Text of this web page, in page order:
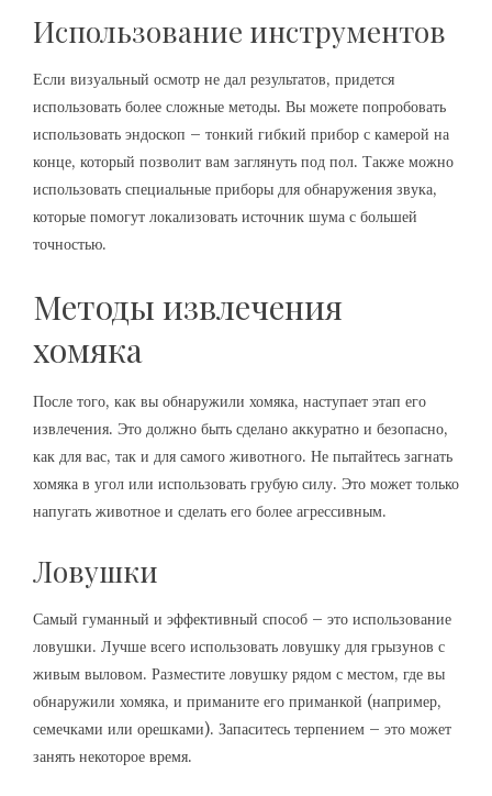
Использование инструментов
Если визуальный осмотр не дал результатов, придется
использовать более сложные методы. Вы можете попробовать
использовать эндоскоп – тонкий гибкий прибор с камерой на
конце, который позволит вам заглянуть под пол. Также можно
использовать специальные приборы для обнаружения звука,
которые помогут локализовать источник шума с большей
точностью.
Методы извлечения
хомяка
После того, как вы обнаружили хомяка, наступает этап его
извлечения. Это должно быть сделано аккуратно и безопасно,
как для вас, так и для самого животного. Не пытайтесь загнать
хомяка в угол или использовать грубую силу. Это может только
напугать животное и сделать его более агрессивным.
Ловушки
Самый гуманный и эффективный способ – это использование
ловушки. Лучше всего использовать ловушку для грызунов с
живым выловом. Разместите ловушку рядом с местом, где вы
обнаружили хомяка, и приманите его приманкой (например,
семечками или орешками). Запаситесь терпением – это может
занять некоторое время.